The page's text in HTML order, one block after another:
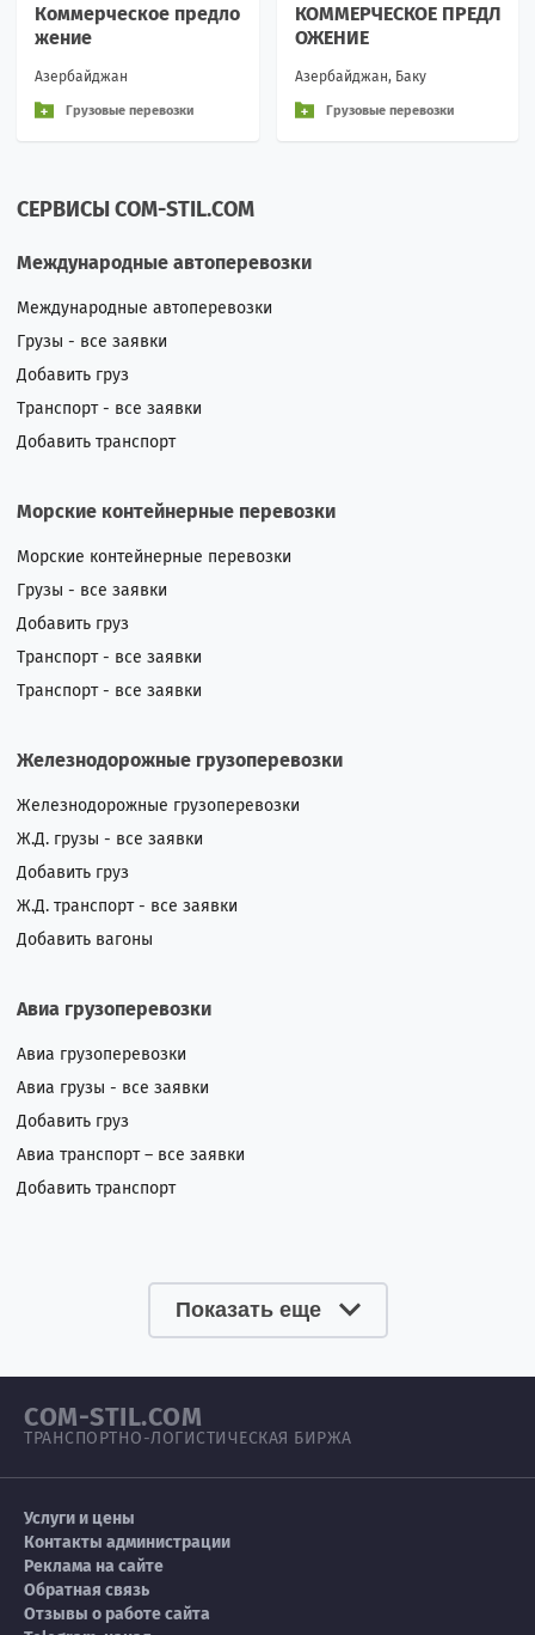
Коммерческое предло
жение
Азербайджан
Грузовые перевозки
КОММЕРЧЕСКОЕ ПРЕДЛ
ОЖЕНИЕ
Азербайджан, Баку
Грузовые перевозки
СЕРВИСЫ COM-STIL.COM
Международные автоперевозки
Международные автоперевозки
Грузы - все заявки
Добавить груз
Транспорт - все заявки
Добавить транспорт
Морские контейнерные перевозки
Морские контейнерные перевозки
Грузы - все заявки
Добавить груз
Транспорт - все заявки
Транспорт - все заявки
Железнодорожные грузоперевозки
Железнодорожные грузоперевозки
Ж.Д. грузы - все заявки
Добавить груз
Ж.Д. транспорт - все заявки
Добавить вагоны
Авиа грузоперевозки
Авиа грузоперевозки
Авиа грузы - все заявки
Добавить груз
Авиа транспорт – все заявки
Добавить транспорт
Показать еще
COM-STIL.COM
ТРАНСПОРТНО-ЛОГИСТИЧЕСКАЯ БИРЖА
Услуги и цены
Контакты администрации
Реклама на сайте
Обратная связь
Отзывы о работе сайта